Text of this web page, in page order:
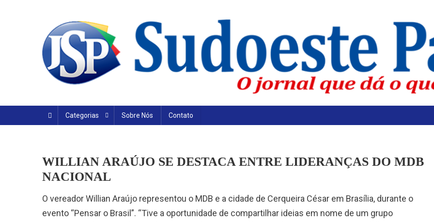
Categorias Sobre Nós Contato
WILLIAN ARAÚJO SE DESTACA ENTRE LIDERANÇAS DO MDB
NACIONAL
O vereador Willian Araújo representou o MDB e a cidade de Cerqueira César em Brasília, durante o
evento “Pensar o Brasil”. “Tive a oportunidade de compartilhar ideias em nome de um grupo